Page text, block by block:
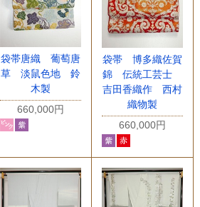
袋帯唐織 葡萄唐
草 淡鼠色地 鈴
木製
660,000円
袋帯 博多織佐賀
錦 伝統工芸士
吉田香織作 西村
織物製
660,000円